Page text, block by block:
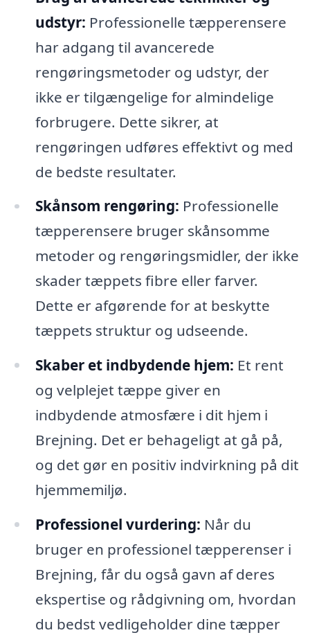
udstyr: Professionelle tæpperensere
har adgang til avancerede
rengøringsmetoder og udstyr, der
ikke er tilgængelige for almindelige
forbrugere. Dette sikrer, at
rengøringen udføres effektivt og med
de bedste resultater.
Skånsom rengøring: Professionelle
tæpperensere bruger skånsomme
metoder og rengøringsmidler, der ikke
skader tæppets fibre eller farver.
Dette er afgørende for at beskytte
tæppets struktur og udseende.
Skaber et indbydende hjem: Et rent
og velplejet tæppe giver en
indbydende atmosfære i dit hjem i
Brejning. Det er behageligt at gå på,
og det gør en positiv indvirkning på dit
hjemmemiljø.
Professionel vurdering: Når du
bruger en professionel tæpperenser i
Brejning, får du også gavn af deres
ekspertise og rådgivning om, hvordan
du bedst vedligeholder dine tæpper